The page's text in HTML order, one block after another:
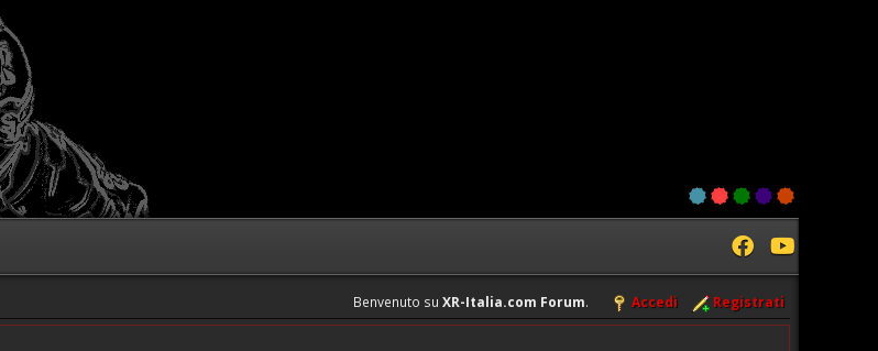
Benvenuto su XR-Italia.com Forum. Accedi Registrati